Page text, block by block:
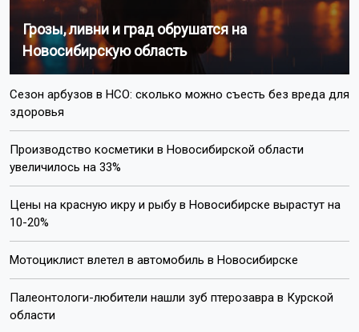
Грозы, ливни и град обрушатся на
Новосибирскую область
Сезон арбузов в НСО: сколько можно съесть без вреда для
здоровья
Производство косметики в Новосибирской области
увеличилось на 33%
Цены на красную икру и рыбу в Новосибирске вырастут на
10-20%
Мотоциклист влетел в автомобиль в Новосибирске
Палеонтологи-любители нашли зуб птерозавра в Курской
области